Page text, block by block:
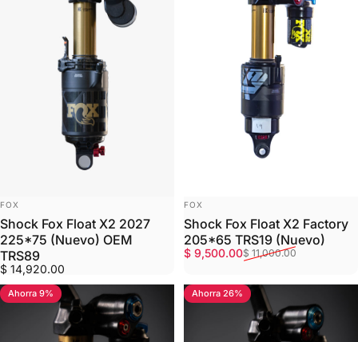
MARCA:
FOX
Shock Fox Float X2 2027
225*75 (Nuevo) OEM
TRS89
$ 14,920.00
MARCA:
FOX
Shock Fox Float X2 Factory
205*65 TRS19 (Nuevo)
Precio de oferta
$ 9,500.00
Precio habitual
$ 11,000.00
Ahorra 9% Ahorra 26%